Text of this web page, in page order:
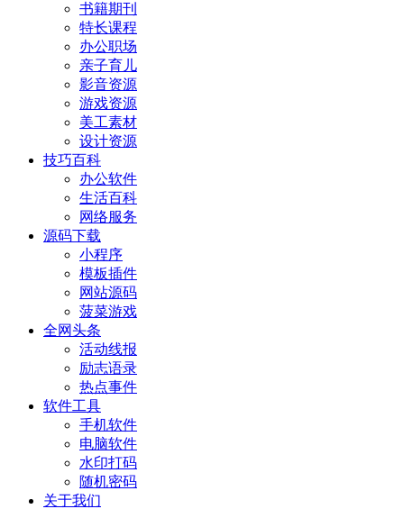
书籍期刊
特长课程
办公职场
亲子育儿
影音资源
游戏资源
美工素材
设计资源
技巧百科
办公软件
生活百科
网络服务
源码下载
小程序
模板插件
网站源码
菠菜游戏
全网头条
活动线报
励志语录
热点事件
软件工具
手机软件
电脑软件
水印打码
随机密码
关于我们